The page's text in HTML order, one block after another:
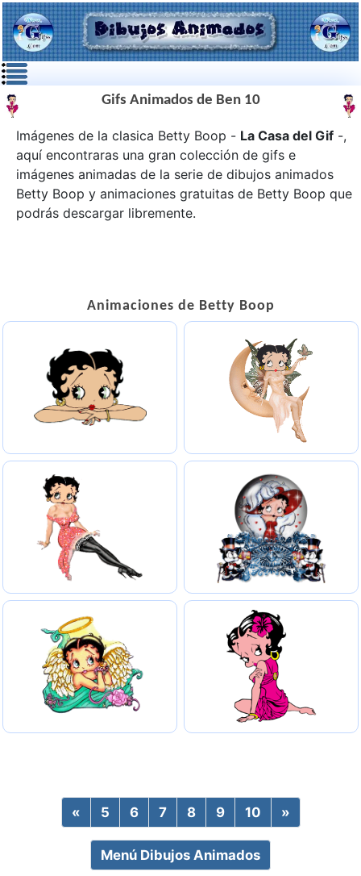
Gifs Animados de Ben 10
Imágenes de la clasica Betty Boop - La Casa del Gif -,
aquí encontraras una gran colección de gifs e
imágenes animadas de la serie de dibujos animados
Betty Boop y animaciones gratuitas de Betty Boop que
podrás descargar libremente.
Animaciones de Betty Boop
« Previous
5 6 7 8 9 10 »
Menú Dibujos Animados